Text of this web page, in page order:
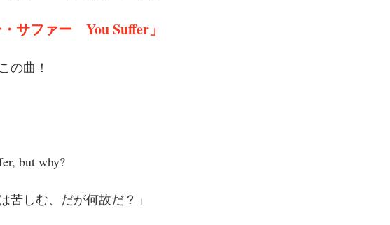
・サファー　You Suffer」
の曲！
but why?
苦しむ、だが何故だ？」